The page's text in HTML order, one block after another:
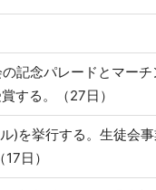
記念パレードとマー
する。（27日）
)を挙行する。生徒会
日）